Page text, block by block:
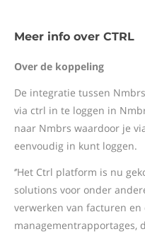
Meer info over CTRL
Over de koppeling
De integratie tussen
via ctrl in te loggen in
naar Nmbrs waardoor je
eenvoudig in kunt loggen.
‘’Het Ctrl platform is nu
solutions voor onder
verwerken van facturen en
managementrapportages,